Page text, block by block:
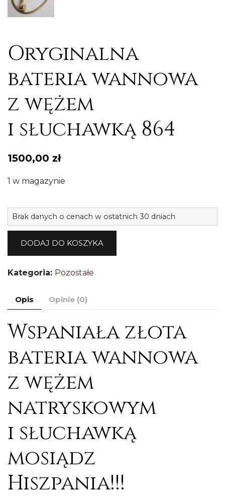
Oryginalna
bateria wannowa
z wężem
i słuchawką 864
1500,00 zł
1 w magazynie
Brak danych o cenach w ostatnich 30 dniach
DODAJ DO KOSZYKA
Kategoria: Pozostałe
Opis Opinie (0)
Wspaniała złota
bateria wannowa
z wężem
natryskowym
i słuchawką
mosiądz
Hiszpania!!!